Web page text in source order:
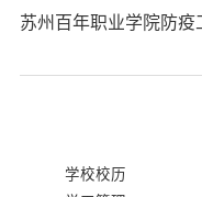
苏州百年职业学院防疫
学校校历